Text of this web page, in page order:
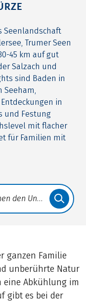
Seenlandschaft
Trumer Seen
45 km auf gut
Salzach und
sind Baden in
Seeham,
in
und Festung
mit flacher
für Familien mit
ganzen Familie
unberührte Natur
eine Abkühlung im
gibt es bei der